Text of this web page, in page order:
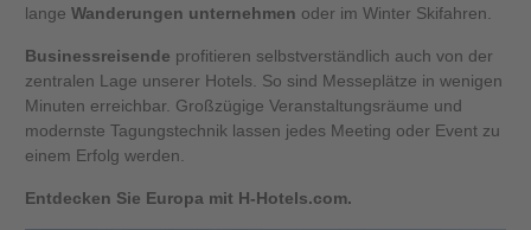
lange Wanderungen unternehmen oder im Winter Skifahren.
Businessreisende profitieren selbstverständlich auch von der
zentralen Lage unserer Hotels. So sind Messeplätze in wenigen
Minuten erreichbar. Großzügige Veranstaltungsräume und
modernste Tagungstechnik lassen jedes Meeting oder Event zu
einem Erfolg werden.
Entdecken Sie Europa mit H-Hotels.com.